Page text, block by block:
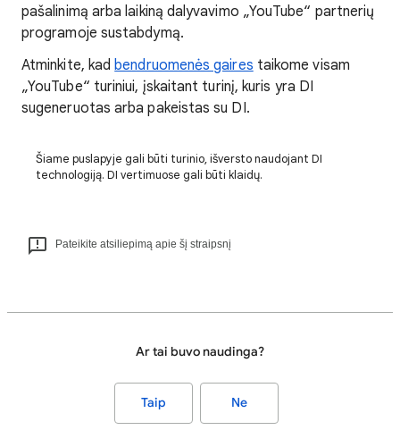
pašalinimą arba laikiną dalyvavimo „YouTube“ partnerių
programoje sustabdymą.
Atminkite, kad bendruomenės gaires taikome visam
„YouTube“ turiniui, įskaitant turinį, kuris yra DI
sugeneruotas arba pakeistas su DI.
Šiame puslapyje gali būti turinio, išversto naudojant DI
technologiją. DI vertimuose gali būti klaidų.
Pateikite atsiliepimą apie šį straipsnį
Ar tai buvo naudinga?
Taip Ne